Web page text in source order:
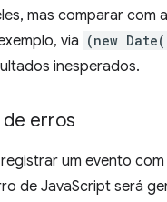
mas comparar com
via (new
inesperados.
erros
um evento
de JavaScript será